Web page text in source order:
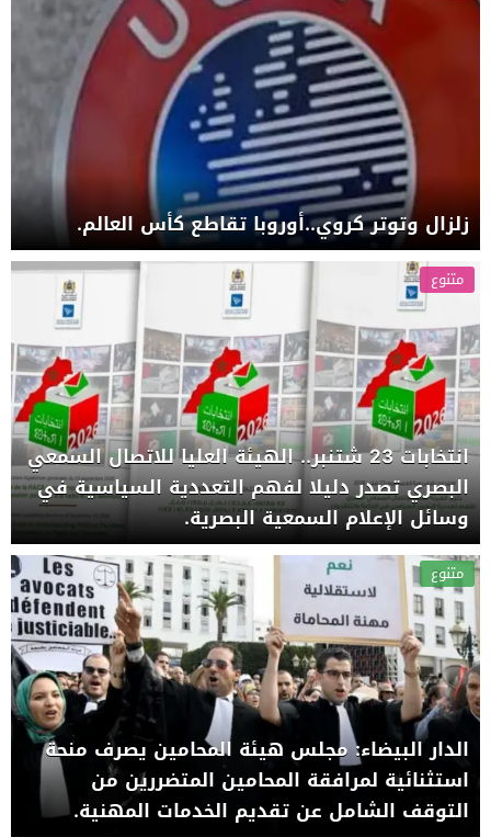
زلزال وتوتر كروي..أوروبا تقاطع كأس العالم.
متنوع
انتخابات 23 شتنبر.. الهيئة العليا للاتصال السمعي
البصري تصدر دليلا لفهم التعددية السياسية في
وسائل الإعلام السمعية البصرية.
متنوع
الدار البيضاء: مجلس هيئة المحامين يصرف منحة
استثنائية لمرافقة المحامين المتضررين من
التوقف الشامل عن تقديم الخدمات المهنية.